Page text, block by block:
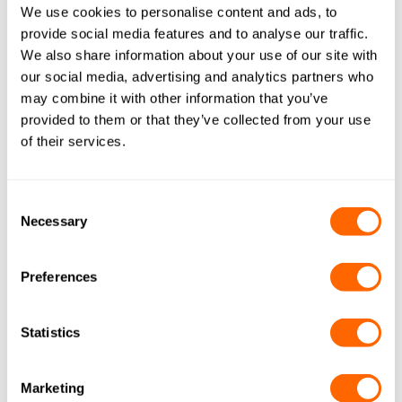
We use cookies to personalise content and ads, to
provide social media features and to analyse our traffic.
We also share information about your use of our site with
our social media, advertising and analytics partners who
may combine it with other information that you’ve
provided to them or that they’ve collected from your use
of their services.
Selection
Necessary
Preferences
Statistics
Marketing
Resine